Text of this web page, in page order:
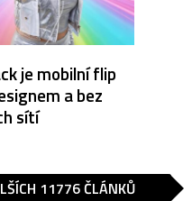
je mobilní flip
a bez
sítí
11776 ČLÁNKŮ